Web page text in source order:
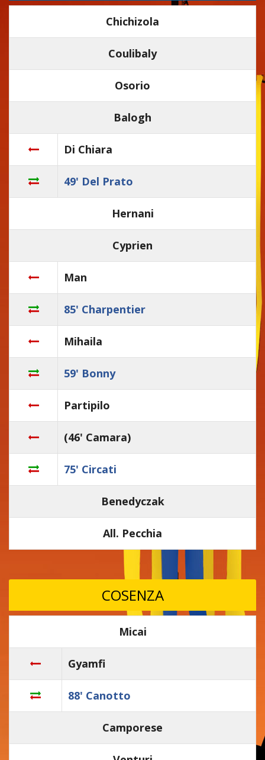
Chichizola
Coulibaly
Osorio
Balogh
Di Chiara
49' Del Prato
Hernani
Cyprien
Man
85' Charpentier
Mihaila
59' Bonny
Partipilo
(46' Camara)
75' Circati
Benedyczak
All. Pecchia
COSENZA
Micai
Gyamfi
88' Canotto
Camporese